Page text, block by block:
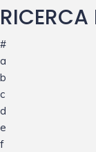
RICERCA
#
a
b
c
d
e
f